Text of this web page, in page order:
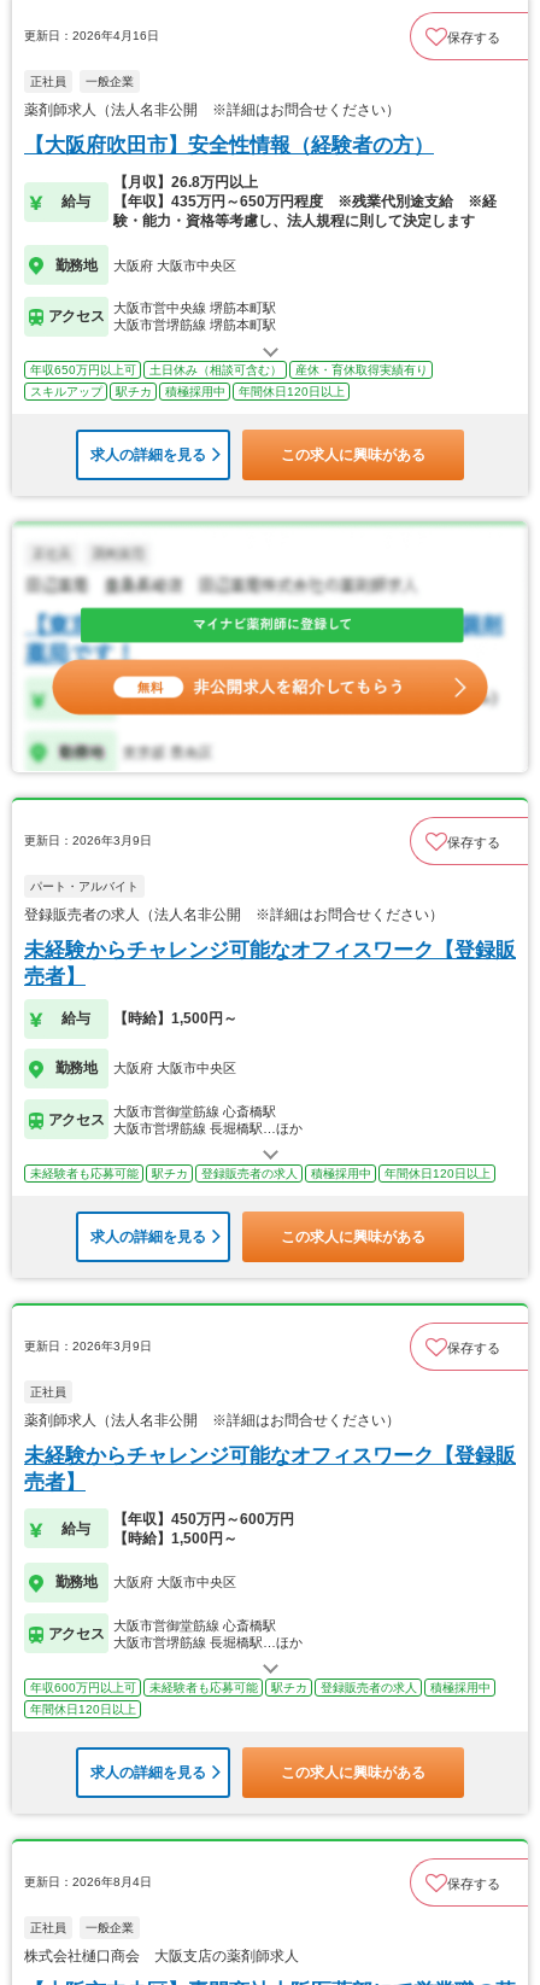
更新日：2026年4月16日 保存する
正社員 一般企業
薬剤師求人（法人名非公開 ※詳細はお問合せください）
【大阪府吹田市】安全性情報（経験者の方）
給与
【月収】26.8万円以上
【年収】435万円～650万円程度 ※残業代別途支給 ※経
験・能力・資格等考慮し、法人規程に則して決定します
勤務地 大阪府 大阪市中央区
アクセス
大阪市営中央線 堺筋本町駅
大阪市営堺筋線 堺筋本町駅
年収650万円以上可 土日休み（相談可含む）
産休・育休取得実績有り
スキルアップ
駅チカ 積極採用中 年間休日120日以上
求人の詳細を見る この求人に興味がある
更新日：2026年3月9日 保存する
パート・アルバイト
登録販売者の求人（法人名非公開 ※詳細はお問合せください）
未経験からチャレンジ可能なオフィスワーク【登録販
売者】
給与 【時給】1,500円～
勤務地 大阪府 大阪市中央区
アクセス
大阪市営御堂筋線 心斎橋駅
大阪市営堺筋線 長堀橋駅…ほか
未経験者も応募可能 駅チカ 登録販売者の求人 積極採用中 年間休日120日以上
求人の詳細を見る この求人に興味がある
更新日：2026年3月9日 保存する
正社員
薬剤師求人（法人名非公開 ※詳細はお問合せください）
未経験からチャレンジ可能なオフィスワーク【登録販
売者】
給与
【年収】450万円～600万円
【時給】1,500円～
勤務地 大阪府 大阪市中央区
アクセス
大阪市営御堂筋線 心斎橋駅
大阪市営堺筋線 長堀橋駅…ほか
年収600万円以上可 未経験者も応募可能 駅チカ 登録販売者の求人
積極採用中
年間休日120日以上
求人の詳細を見る この求人に興味がある
更新日：2026年8月4日 保存する
正社員 一般企業
株式会社樋口商会 大阪支店の薬剤師求人